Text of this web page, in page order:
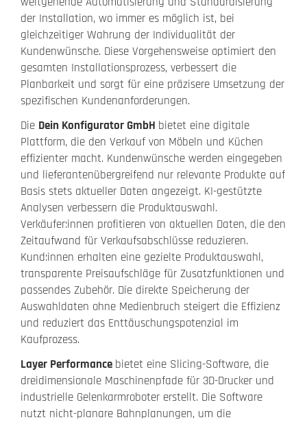
der Installation, wo immer es möglich ist, bei
gleichzeitiger Wahrung der Individualität der
Kundenwünsche. Diese Vorgehensweise optimiert den
gesamten Installationsprozess, verbessert die
Planbarkeit und sorgt für eine präzisere Umsetzung der
spezifischen Kundenanforderungen.
Die Dein Konfigurator GmbH bietet eine digitale
Plattform, die den Verkauf von Möbeln und Küchen
effizienter macht. Kundenwünsche werden eingegeben
und lieferantenübergreifend nur relevante Produkte auf
Basis stets aktueller Daten angezeigt. KI-gestützte
Analysen verbessern die Produktauswahl.
Verkäufer:innen profitieren von aktuellen Daten, die den
Zeitaufwand für Verkaufsabschlüsse reduzieren.
Kund:innen erhalten eine gezielte Produktauswahl,
transparente Preisaufschläge für Zusatzfunktionen und
passendes Zubehör. Die direkte Speicherung der
Auswahldaten ohne Medienbruch steigert die Effizienz
und reduziert das Enttäuschungspotenzial im
Kaufprozess.
Layer Performance bietet eine Slicing-Software, die
dreidimensionale Maschinenpfade für 3D-Drucker und
industrielle Gelenkarmroboter erstellt. Die Software
nutzt nicht-planare Bahnplanungen, um die